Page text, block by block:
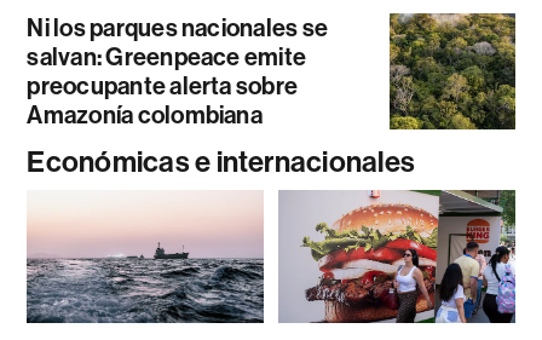
Ni los parques nacionales se
salvan: Greenpeace emite
preocupante alerta sobre
Amazonía colombiana
Económicas e internacionales